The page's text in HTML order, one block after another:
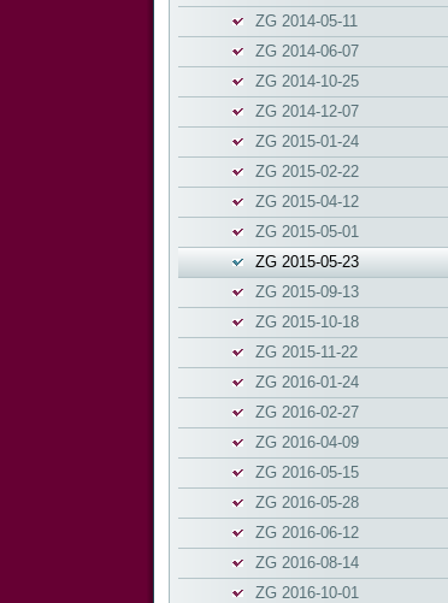
ZG 2014-05-11
ZG 2014-06-07
ZG 2014-10-25
ZG 2014-12-07
ZG 2015-01-24
ZG 2015-02-22
ZG 2015-04-12
ZG 2015-05-01
ZG 2015-05-23
ZG 2015-09-13
ZG 2015-10-18
ZG 2015-11-22
ZG 2016-01-24
ZG 2016-02-27
ZG 2016-04-09
ZG 2016-05-15
ZG 2016-05-28
ZG 2016-06-12
ZG 2016-08-14
ZG 2016-10-01